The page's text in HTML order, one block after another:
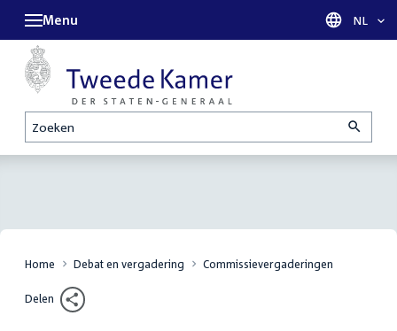
Zoeken
Menu Taal
NL
Home Debat en vergadering Commissievergaderingen
Delen